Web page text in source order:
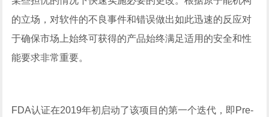
的立场，对软件的不良事件和错误做出如此迅速的反应对
于确保市场上始终可获得的产品始终满足适用的安全和性
能要求非常重要。
FDA认证在2019年初启动了该项目的第一个迭代，即Pre-